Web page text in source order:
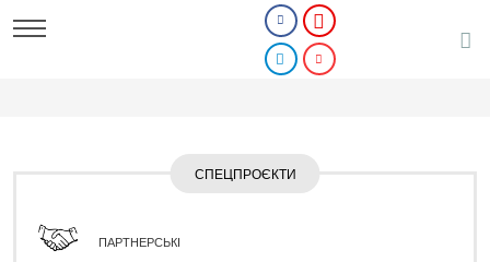
СПЕЦПРОЄКТИ
ПАРТНЕРСЬКІ